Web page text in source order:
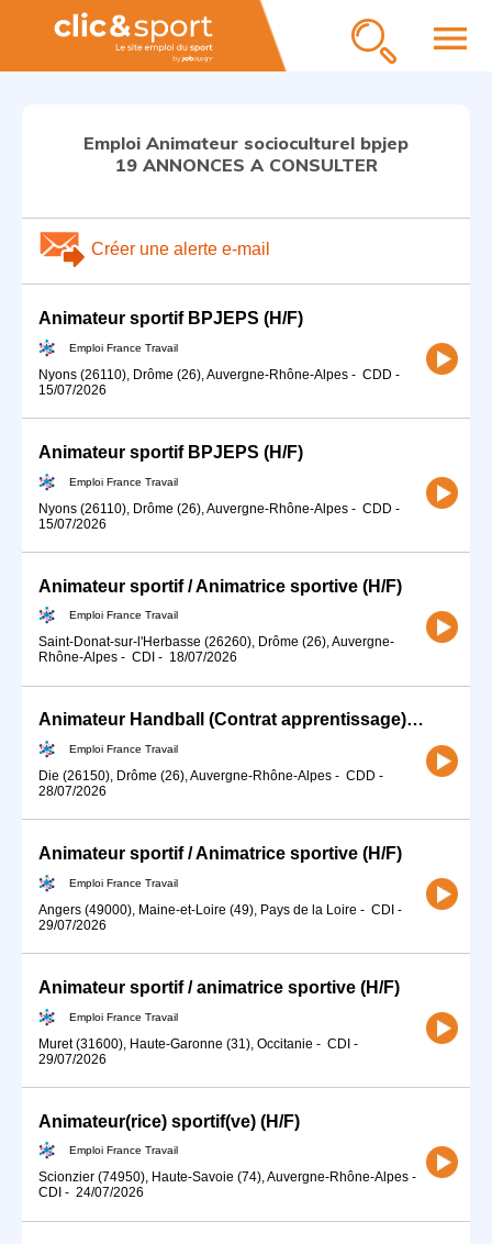
menu
Emploi Animateur socioculturel bpjep
19 ANNONCES A CONSULTER
Créer une alerte e-mail
Animateur sportif BPJEPS (H/F)
Emploi France Travail
Nyons (26110), Drôme (26), Auvergne-Rhône-Alpes - CDD -
15/07/2026
Animateur sportif BPJEPS (H/F)
Emploi France Travail
Nyons (26110), Drôme (26), Auvergne-Rhône-Alpes - CDD -
15/07/2026
Animateur sportif / Animatrice sportive (H/F)
Emploi France Travail
Saint-Donat-sur-l'Herbasse (26260), Drôme (26), Auvergne-
Rhône-Alpes - CDI - 18/07/2026
Animateur Handball (Contrat apprentissage) (H/F)
Emploi France Travail
Die (26150), Drôme (26), Auvergne-Rhône-Alpes - CDD -
28/07/2026
Animateur sportif / Animatrice sportive (H/F)
Emploi France Travail
Angers (49000), Maine-et-Loire (49), Pays de la Loire - CDI -
29/07/2026
Animateur sportif / animatrice sportive (H/F)
Emploi France Travail
Muret (31600), Haute-Garonne (31), Occitanie - CDI -
29/07/2026
Animateur(rice) sportif(ve) (H/F)
Emploi France Travail
Scionzier (74950), Haute-Savoie (74), Auvergne-Rhône-Alpes -
CDI - 24/07/2026